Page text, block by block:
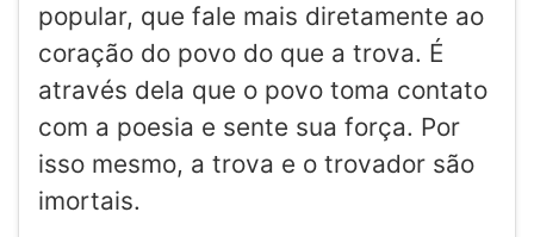
popular, que fale mais diretamente ao
coração do povo do que a trova. É
através dela que o povo toma contato
com a poesia e sente sua força. Por
isso mesmo, a trova e o trovador são
imortais.